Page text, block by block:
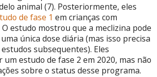
animal (7). Posteriormente, eles
de fase 1 em crianças com
estudo mostrou que a meclizina pode
única dose diária (mas isso precisa
subsequentes). Eles
um estudo de fase 2 em 2020, mas não
sobre o status desse programa.